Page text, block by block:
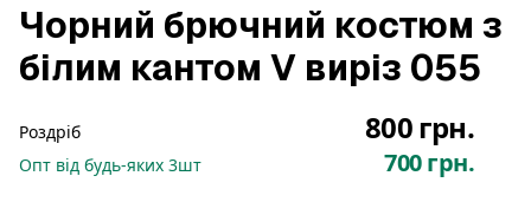
Чорний брючний костюм з
білим кантом V виріз 055
Роздріб 800 грн.
Опт від будь-яких 3шт 700 грн.